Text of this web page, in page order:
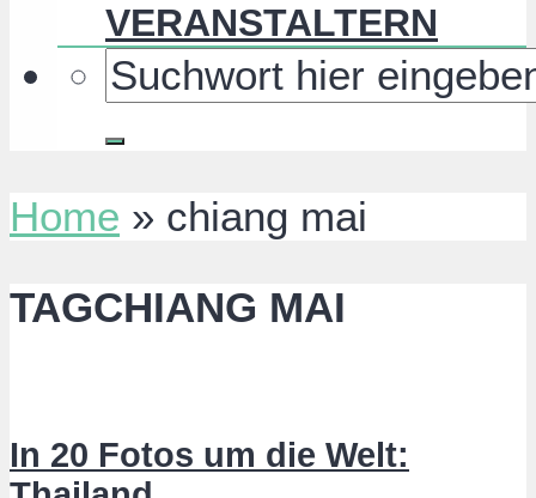
VERANSTALTERN
Home » chiang mai
TAGCHIANG MAI
In 20 Fotos um die Welt: